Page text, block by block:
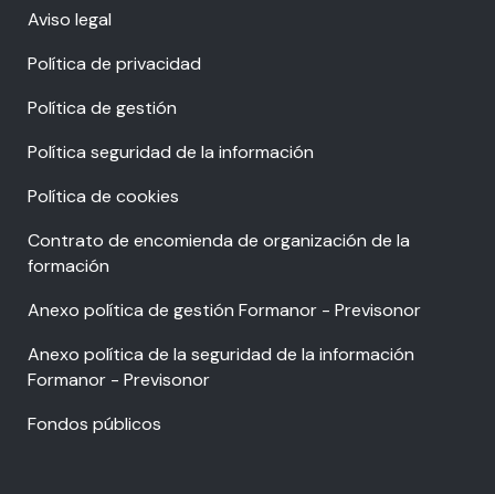
Aviso legal
Política de privacidad
Política de gestión
Política seguridad de la información
Política de cookies
Contrato de encomienda de organización de la
formación
Anexo política de gestión Formanor - Previsonor
Anexo política de la seguridad de la información
Formanor - Previsonor
Fondos públicos